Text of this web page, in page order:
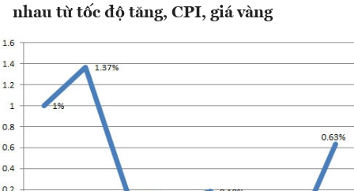
nhau từ tốc độ tăng, CPI, giá vàng